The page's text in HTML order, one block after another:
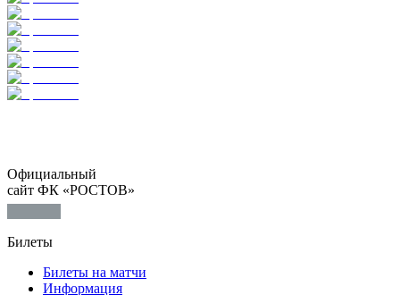
Официальный
сайт ФК «РОСТОВ»
Билеты
Билеты на матчи
Информация